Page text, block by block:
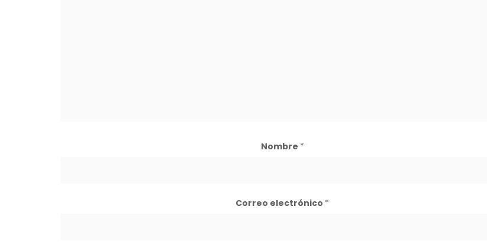
Nombre *
Correo electrónico *